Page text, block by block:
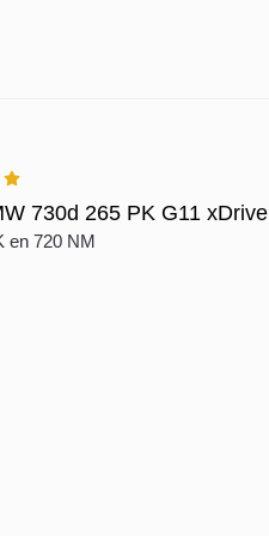
730d 265 PK G11 xDrive
en 720 NM